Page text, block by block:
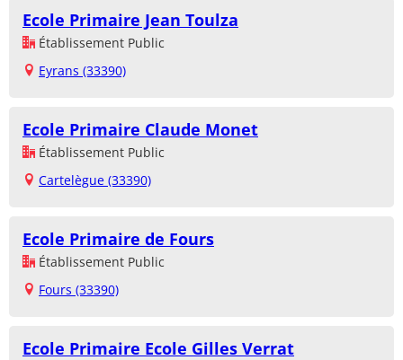
Ecole Primaire Jean Toulza
Établissement Public
Eyrans (33390)
Ecole Primaire Claude Monet
Établissement Public
Cartelègue (33390)
Ecole Primaire de Fours
Établissement Public
Fours (33390)
Ecole Primaire Ecole Gilles Verrat